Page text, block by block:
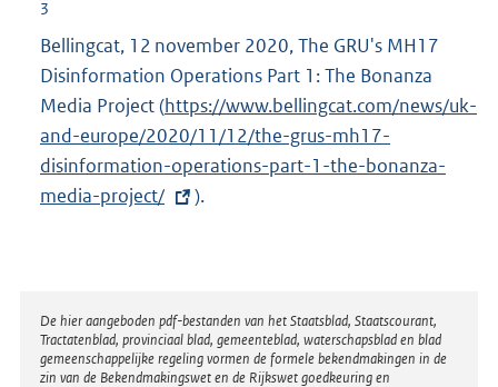
i
n
k
3
Bellingcat, 12 november 2020, The GRU's MH17
Disinformation Operations Part 1: The Bonanza
Media Project (E
x
t
l
i
n
https://www.bellingcat.com/news/uk-
and-europe/2020/11/12/the-grus-mh17-
disinformation-operations-part-1-the-bonanza-
media-project/
).
Disclaimer
De hier aangeboden pdf-bestanden van het Staatsblad, Staatscourant,
Tractatenblad, provinciaal blad, gemeenteblad, waterschapsblad en blad
gemeenschappelijke regeling vormen de formele bekendmakingen in de
zin van de Bekendmakingswet en de Rijkswet goedkeuring en